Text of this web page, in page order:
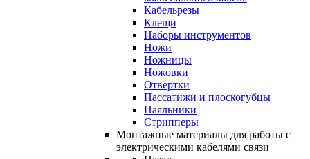
Кабельрезы
Клещи
Наборы инструментов
Ножи
Ножницы
Ножовки
Отвертки
Пассатижи и плоскогубцы
Паяльники
Стрипперы
Монтажные материалы для работы с
электрическими кабелями связи